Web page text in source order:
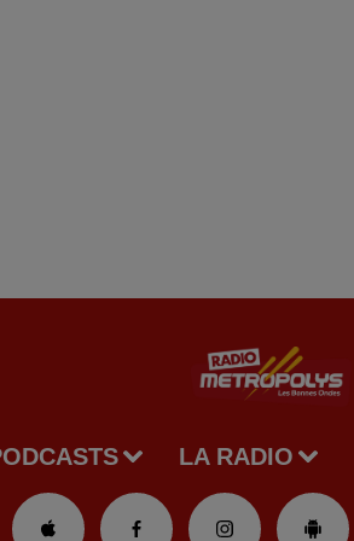
LA RADIO